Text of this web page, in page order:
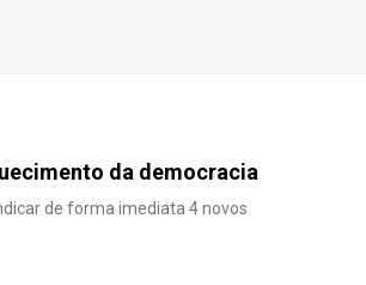
da democracia
de forma imediata 4 novos